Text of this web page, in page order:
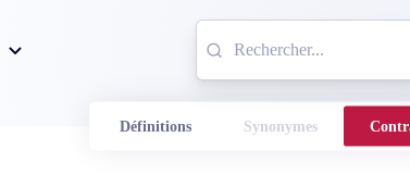
Définitions Synonymes